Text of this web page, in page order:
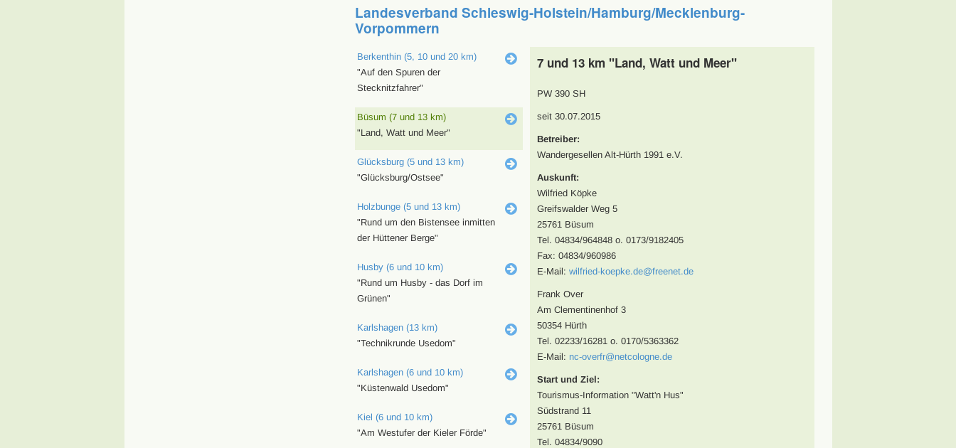
Landesverband Schleswig-Holstein/Hamburg/Mecklenburg-
Vorpommern
Berkenthin (5, 10 und 20 km)
"Auf den Spuren der
Stecknitzfahrer"
Büsum (7 und 13 km)
"Land, Watt und Meer"
Glücksburg (5 und 13 km)
"Glücksburg/Ostsee"
Holzbunge (5 und 13 km)
"Rund um den Bistensee inmitten
der Hüttener Berge"
Husby (6 und 10 km)
"Rund um Husby - das Dorf im
Grünen"
Karlshagen (13 km)
"Technikrunde Usedom"
Karlshagen (6 und 10 km)
"Küstenwald Usedom"
Kiel (6 und 10 km)
"Am Westufer der Kieler Förde"
7 und 13 km "Land, Watt und Meer"
PW 390 SH
seit 30.07.2015
Betreiber:
Wandergesellen Alt-Hürth 1991 e.V.
Auskunft:
Wilfried Köpke
Greifswalder Weg 5
25761 Büsum
Tel. 04834/964848 o. 0173/9182405
Fax: 04834/960986
E-Mail: wilfried-koepke.de@freenet.de
Frank Over
Am Clementinenhof 3
50354 Hürth
Tel. 02233/16281 o. 0170/5363362
E-Mail: nc-overfr@netcologne.de
Start und Ziel:
Tourismus-Information "Watt'n Hus"
Südstrand 11
25761 Büsum
Tel. 04834/9090